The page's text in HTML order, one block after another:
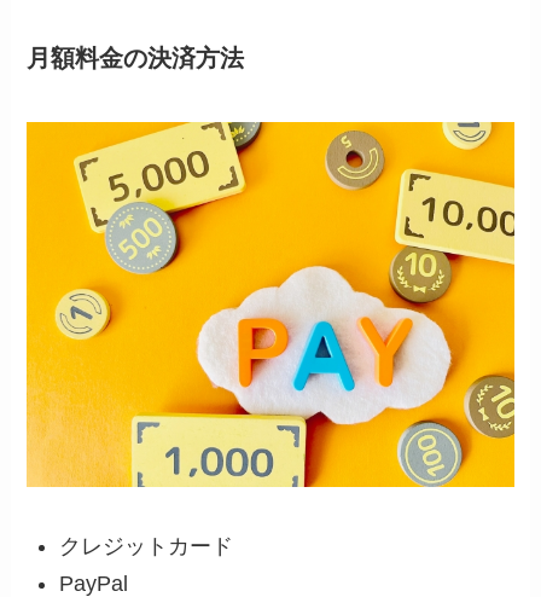
月額料金の決済方法
クレジットカード
PayPal